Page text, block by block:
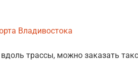
Владивостока
трассы, можно заказать